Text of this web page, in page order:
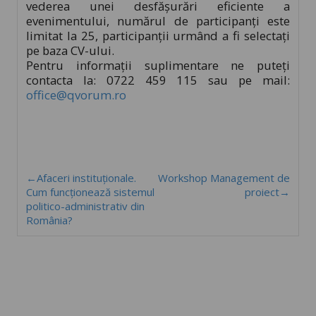
vederea unei desfășurări eficiente a
evenimentului, numărul de participanți este
limitat la 25, participanții urmând a fi selectați
pe baza CV-ului.
Pentru informații suplimentare ne puteți
contacta la: 0722 459 115 sau pe mail:
office@qvorum.ro
←Afaceri instituționale.
Cum funcționează sistemul
politico-administrativ din
România?
Workshop Management de
proiect→